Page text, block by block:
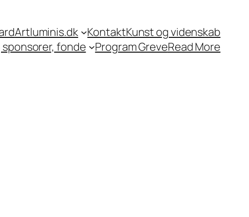
Artluminis.dk KontaktKunst og videnskab
fonde
Program GreveRead More